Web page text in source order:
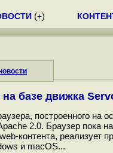
(+)
базе движка
построенного на
2.0. Браузер пока
контента, реализует
и macOS...